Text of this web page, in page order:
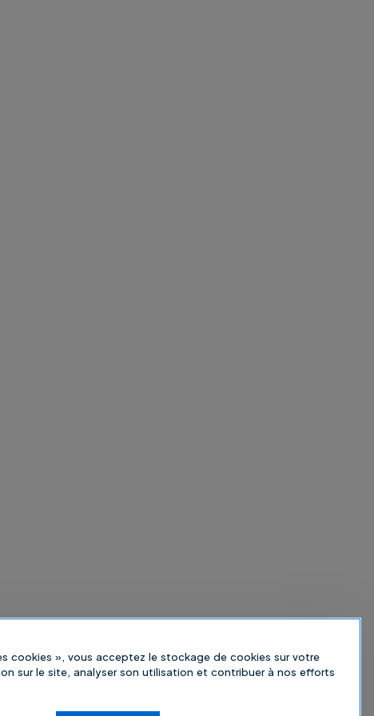
cookies », vous acceptez le stockage de cookies sur votre
sur le site, analyser son utilisation et contribuer à nos efforts